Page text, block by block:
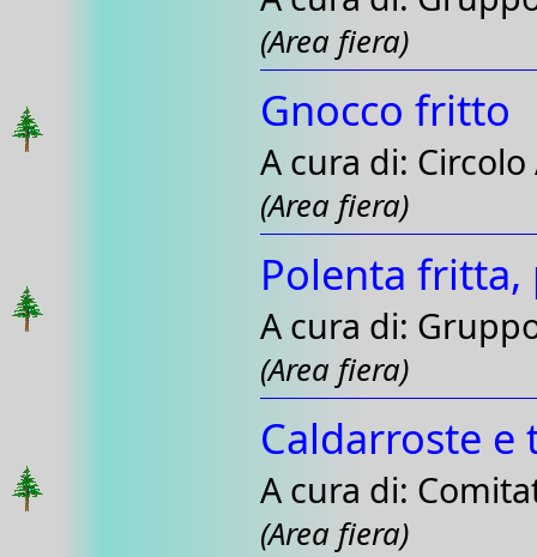
(Area fiera)
Gnocco fritto
A cura di: Circolo
(Area fiera)
Polenta fritta,
A cura di:
(Area fiera)
Caldarroste e
A cura di:
(Area fiera)